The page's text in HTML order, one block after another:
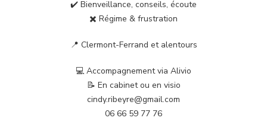
✔️ Bienveillance, conseils, écoute
✖️ Régime & frustration
📍 Clermont-Ferrand et alentours
💻 Accompagnement via Alivio
📝 En cabinet ou en visio
cindy.ribeyre@gmail.com
06 66 59 77 76